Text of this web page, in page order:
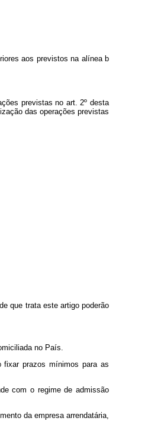
aos previstos na alínea b
previstas no art. 2º desta
das operações previstas
que trata este artigo poderão
no País.
fixar prazos mínimos para as
com o regime de admissão
da empresa arrendatária,